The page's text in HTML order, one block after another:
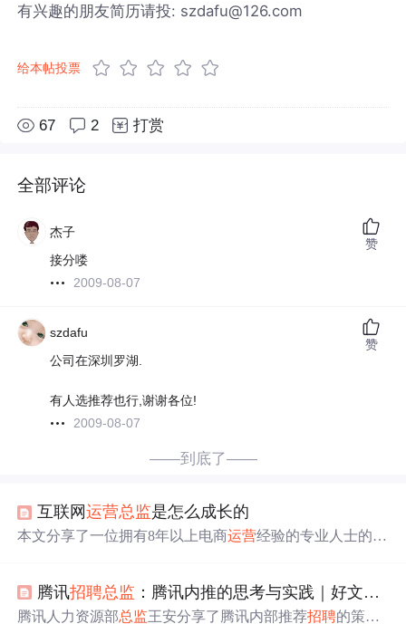
有兴趣的朋友简历请投: szdafu@126.com
给本帖投票
67 2 打赏
全部评论
杰子
接分喽
2009-08-07
赞
szdafu
公司在深圳罗湖.
有人选推荐也行,谢谢各位!
2009-08-07
赞
——到底了——
互联网运营总监是怎么成长的
本文分享了一位拥有8年以上电商运营经验的专业人士的职
O与SEM优化等多个方面。
腾讯招聘总监 ：腾讯内推的思考与实践｜好文推荐
腾讯人力资源部总监王安分享了腾讯内部推荐招聘的策